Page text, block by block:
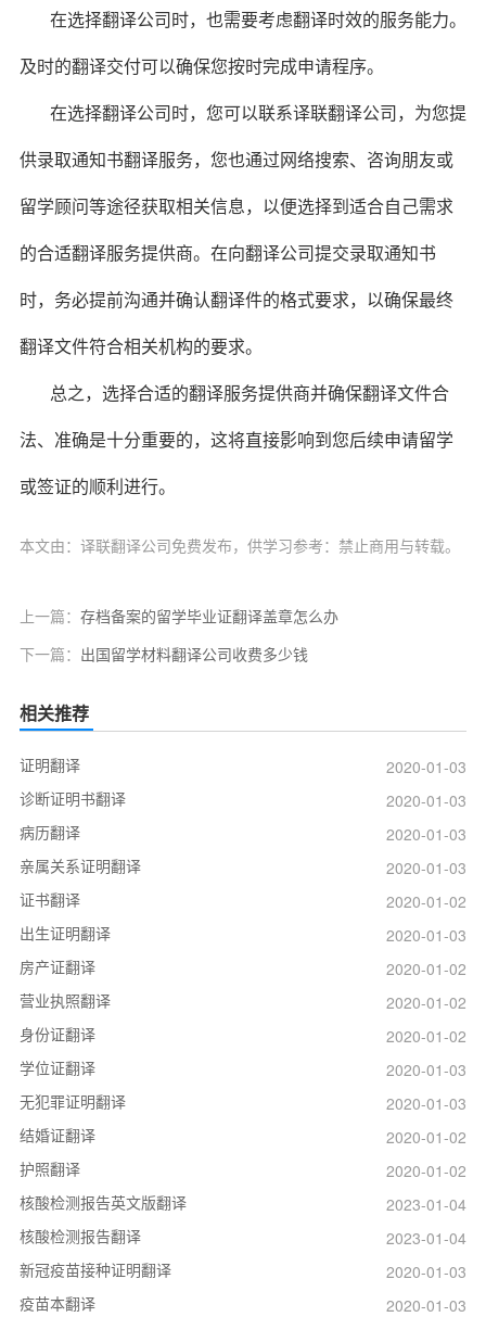
在选择翻译公司时，也需要考虑翻译时效的服务能力。
及时的翻译交付可以确保您按时完成申请程序。
在选择翻译公司时，您可以联系译联翻译公司，为您提
供录取通知书翻译服务，您也通过网络搜索、咨询朋友或
留学顾问等途径获取相关信息，以便选择到适合自己需求
的合适翻译服务提供商。在向翻译公司提交录取通知书
时，务必提前沟通并确认翻译件的格式要求，以确保最终
翻译文件符合相关机构的要求。
总之，选择合适的翻译服务提供商并确保翻译文件合
法、准确是十分重要的，这将直接影响到您后续申请留学
或签证的顺利进行。
本文由：译联翻译公司免费发布，供学习参考：禁止商用与转载。
上一篇： 存档备案的留学毕业证翻译盖章怎么办
下一篇： 出国留学材料翻译公司收费多少钱
相关推荐
证明翻译
2020-01-03
诊断证明书翻译
2020-01-03
病历翻译
2020-01-03
亲属关系证明翻译
2020-01-03
证书翻译
2020-01-02
出生证明翻译
2020-01-03
房产证翻译
2020-01-02
营业执照翻译
2020-01-02
身份证翻译
2020-01-02
学位证翻译
2020-01-03
无犯罪证明翻译
2020-01-03
结婚证翻译
2020-01-02
护照翻译
2020-01-02
核酸检测报告英文版翻译
2023-01-04
核酸检测报告翻译
2023-01-04
新冠疫苗接种证明翻译
2020-01-03
疫苗本翻译
2020-01-03